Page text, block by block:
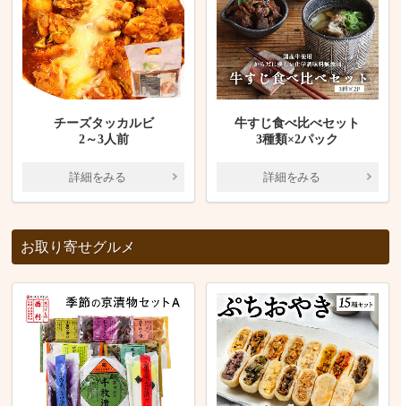
チーズタッカルビ
2～3人前
詳細をみる
牛すじ食べ比べセット
3種類×2パック
詳細をみる
お取り寄せグルメ